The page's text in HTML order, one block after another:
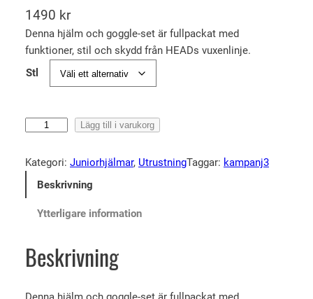
1490 kr
Denna hjälm och goggle-set är fullpackat med
funktioner, stil och skydd från HEADs vuxenlinje.
Stl
a
S
t
Lägg till i varukorg
Kategori: Juniorhjälmar, UtrustningTaggar: kampanj3
Beskrivning
Ytterligare information
Beskrivning